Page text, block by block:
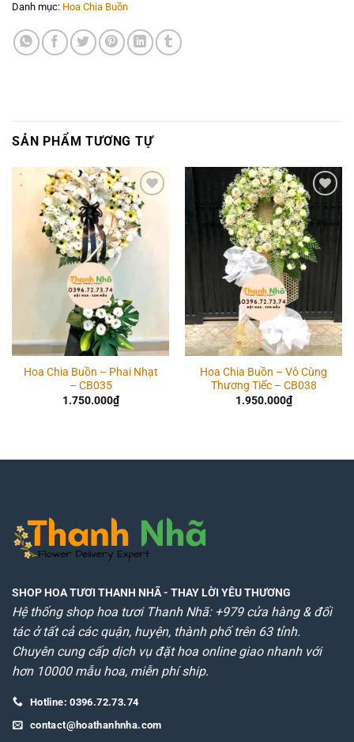
Danh mục: Hoa Chia Buồn
SẢN PHẨM TƯƠNG TỰ
Add to
wishlist
Hoa Chia Buồn – Phai Nhạt
– CB035
1.750.000₫
Add to
wishlist
Hoa Chia Buồn – Vô Cùng
Thương Tiếc – CB038
1.950.000₫
SHOP HOA TƯƠI THANH NHÃ- THAY LỜI YÊU THƯƠNG
Hệ thống shop hoa tươi Thanh Nhã: +979 cửa hàng & đối
tác ở tất cả các quận, huyện, thành phố trên 63 tỉnh.
Chuyên cung cấp dịch vụ đặt hoa online giao nhanh với
hơn 10000 mẫu hoa, miễn phí ship.
Hotline: 0396.72.73.74
contact@hoathanhnha.com